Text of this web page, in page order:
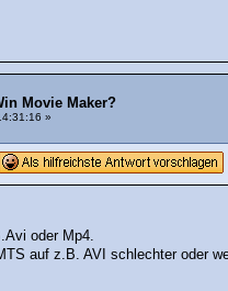
Movie Maker?
»
oder Mp4.
auf z.B. AVI schlechter oder